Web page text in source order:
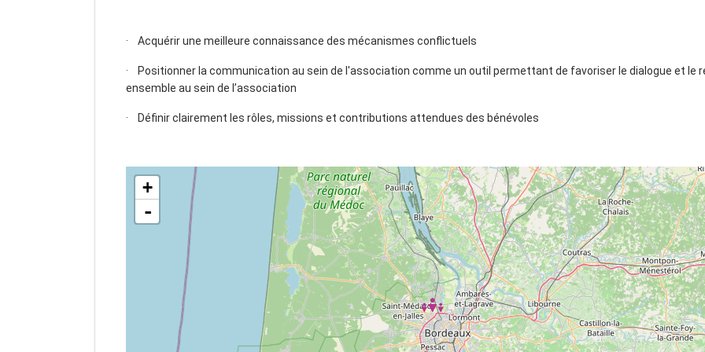
· Acquérir une meilleure connaissance des mécanismes conflictuels
· Positionner la communication au sein de l'association comme un outil permettant de favoriser le dialogue et le
ensemble au sein de l’association
· Définir clairement les rôles, missions et contributions attendues des bénévoles
+
-